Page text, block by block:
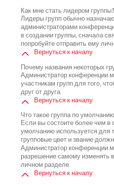
Как мне стать лидером группы?
Лидеры групп обычно
администраторами
в создании группы, сначала
попробуйте отправить ему
Вернуться к началу
Почему названия некоторых
Администратор конференции
участникам групп для того,
друг от друга.
Вернуться к началу
Что такое группа по
Если вы состоите более чем в
умолчанию используется для
групповые цвет и звание
Администратор конференции
разрешение самому изменять
личном разделе.
Вернуться к началу